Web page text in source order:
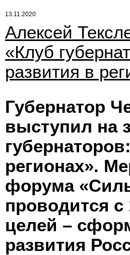
13.11.2020
Алексей
«Клуб
развития в
Губернатор
выступил на
регионах».
форума
проводится с
целей –
развития